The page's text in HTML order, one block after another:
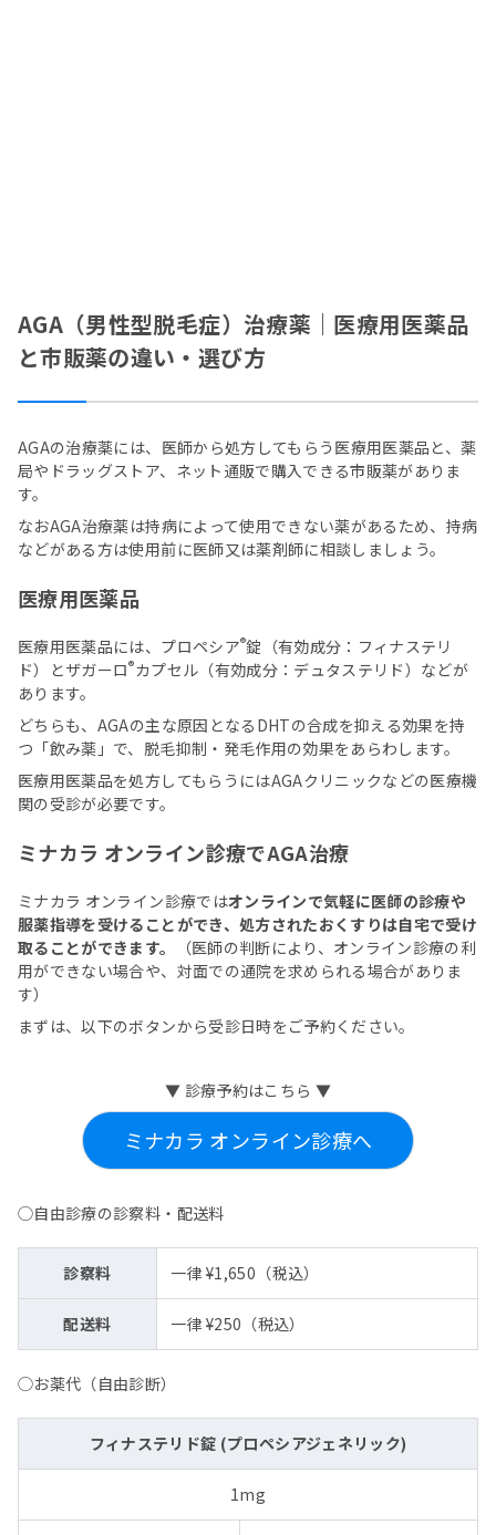
AGA（男性型脱毛症）治療薬｜医療用医薬品
と市販薬の違い・選び方
AGAの治療薬には、医師から処方してもらう医療用医薬品と、薬
局やドラッグストア、ネット通販で購入できる市販薬がありま
す。
なおAGA治療薬は持病によって使用できない薬があるため、持病
などがある方は使用前に医師又は薬剤師に相談しましょう。
医療用医薬品
医療用医薬品には、プロペシア®︎錠（有効成分：フィナステリ
ド）とザガーロ®︎カプセル（有効成分：デュタステリド）などが
あります。
どちらも、AGAの主な原因となるDHTの合成を抑える効果を持
つ「飲み薬」で、脱毛抑制・発毛作用の効果をあらわします。
医療用医薬品を処方してもらうにはAGAクリニックなどの医療機
関の受診が必要です。
ミナカラ オンライン診療でAGA治療
ミナカラ オンライン診療ではオンラインで気軽に医師の診療や
服薬指導を受けることができ、処方されたおくすりは自宅で受け
取ることができます。
（医師の判断により、オンライン診療の利
用ができない場合や、対面での通院を求められる場合がありま
す）
まずは、以下のボタンから受診日時をご予約ください。
▼ 診療予約はこちら ▼
ミナカラ オンライン診療へ
◯自由診療の診察料・配送料
診察料 一律 ¥1,650（税込）
配送料 一律 ¥250（税込）
◯お薬代（自由診断）
フィナステリド錠 (プロペシアジェネリック)
1mg